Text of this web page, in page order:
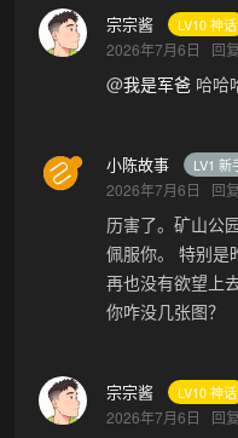
宗宗酱 LV10 神话
2026年7月6日 回复
@我是军爸 哈哈
小陈故事 LV1 新
2026年7月6日 回复
历害了。矿山公
佩服你。 特别是
再也没有欲望上
你咋没几张图？
宗宗酱 LV10 神话
2026年7月6日 回复